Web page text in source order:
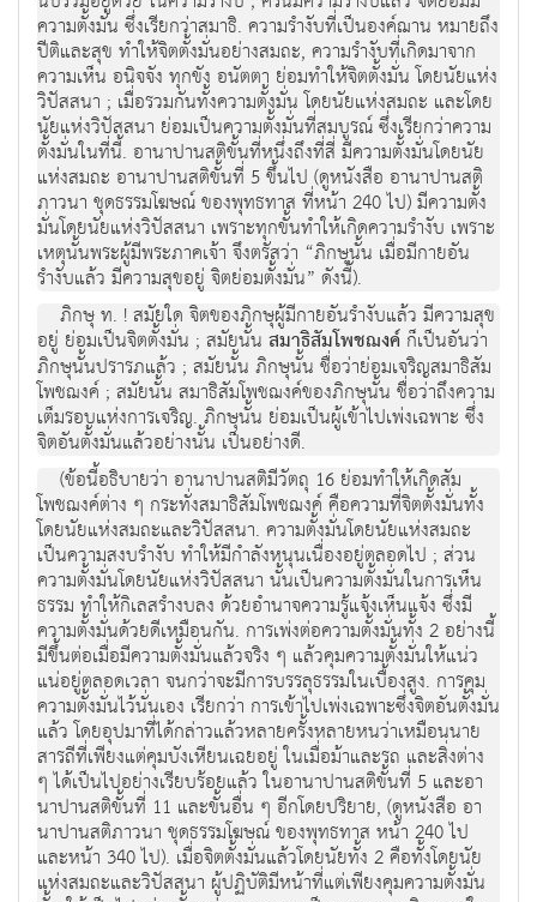
ความตั้งมั่น ซึ่งเรียกว่าสมาธิ. ความรำงับที่เป็นองค์ฌาน หมายถึง
ปีติและสุข ทำให้จิตตั้งมั่นอย่างสมถะ, ความรำงับที่เกิดมาจาก
ความเห็น อนิจจัง ทุกขัง อนัตตา ย่อมทำให้จิตตั้งมั่น โดยนัยแห่ง
วิปัสสนา ; เมื่อรวมกันทั้งความตั้งมั่น โดยนัยแห่งสมถะ และโดย
นัยแห่งวิปัสสนา ย่อมเป็นความตั้งมั่นที่สมบูรณ์ ซึ่งเรียกว่าความ
ตั้งมั่นในที่นี้. อานาปานสติขั้นที่หนึ่งถึงที่สี่ มีความตั้งมั่นโดยนัย
แห่งสมถะ อานาปานสติขั้นที่ 5 ขึ้นไป (ดูหนังสือ อานาปานสติ
ภาวนา ชุดธรรมโฆษณ์ ของพุทธทาส ที่หน้า 240 ไป) มีความตั้ง
มั่นโดยนัยแห่งวิปัสสนา เพราะทุกขั้นทำให้เกิดความรำงับ เพราะ
เหตุนั้นพระผู้มีพระภาคเจ้า จึงตรัสว่า “ภิกษุนั้น เมื่อมีกายอัน
รำงับแล้ว มีความสุขอยู่ จิตย่อมตั้งมั่น” ดังนี้).
ภิกษุ ท. ! สมัยใด จิตของภิกษุผู้มีกายอันรำงับแล้ว มีความสุข
อยู่ ย่อมเป็นจิตตั้งมั่น ; สมัยนั้น สมาธิสัมโพชฌงค์ ก็เป็นอันว่า
ภิกษุนั้นปรารภแล้ว ; สมัยนั้น ภิกษุนั้น ชื่อว่าย่อมเจริญสมาธิสัม
โพชฌงค์ ; สมัยนั้น สมาธิสัมโพชฌงค์ของภิกษุนั้น ชื่อว่าถึงความ
เต็มรอบแห่งการเจริญ. ภิกษุนั้น ย่อมเป็นผู้เข้าไปเพ่งเฉพาะ ซึ่ง
จิตอันตั้งมั่นแล้วอย่างนั้น เป็นอย่างดี.
(ข้อนี้อธิบายว่า อานาปานสติมีวัตถุ 16 ย่อมทำให้เกิดสัม
โพชฌงค์ต่าง ๆ กระทั่งสมาธิสัมโพชฌงค์ คือความที่จิตตั้งมั่นทั้ง
โดยนัยแห่งสมถะและวิปัสสนา. ความตั้งมั่นโดยนัยแห่งสมถะ
เป็นความสงบรำงับ ทำให้มีกำลังหนุนเนื่องอยู่ตลอดไป ; ส่วน
ความตั้งมั่นโดยนัยแห่งวิปัสสนา นั้นเป็นความตั้งมั่นในการเห็น
ธรรม ทำให้กิเลสรำงบลง ด้วยอำนาจความรู้แจ้งเห็นแจ้ง ซึ่งมี
ความตั้งมั่นด้วยดีเหมือนกัน. การเพ่งต่อความตั้งมั่นทั้ง 2 อย่างนี้
มีขึ้นต่อเมื่อมีความตั้งมั่นแล้วจริง ๆ แล้วคุมความตั้งมั่นให้แน่ว
แน่อยู่ตลอดเวลา จนกว่าจะมีการบรรลุธรรมในเบื้องสูง. การคุม
ความตั้งมั่นไว้นั่นเอง เรียกว่า การเข้าไปเพ่งเฉพาะซึ่งจิตอันตั้งมั่น
แล้ว โดยอุปมาที่ได้กล่าวแล้วหลายครั้งหลายหนว่าเหมือนนาย
สารถีที่เพียงแต่คุมบังเหียนเฉยอยู่ ในเมื่อม้าและรถ และสิ่งต่าง
ๆ ได้เป็นไปอย่างเรียบร้อยแล้ว ในอานาปานสติขั้นที่ 5 และอา
นาปานสติขั้นที่ 11 และขั้นอื่น ๆ อีกโดยปริยาย, (ดูหนังสือ อา
นาปานสติภาวนา ชุดธรรมโฆษณ์ ของพุทธทาส หน้า 240 ไป
และหน้า 340 ไป). เมื่อจิตตั้งมั่นแล้วโดยนัยทั้ง 2 คือทั้งโดยนัย
แห่งสมถะและวิปัสสนา ผู้ปฏิบัติมีหน้าที่แต่เพียงคุมความตั้งมั่น